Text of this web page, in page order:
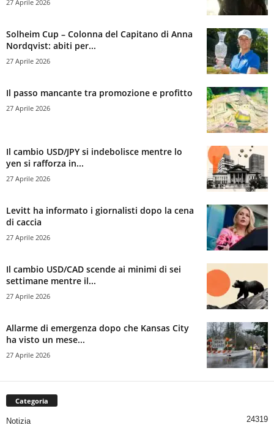
27 Aprile 2026
Solheim Cup – Colonna del Capitano di Anna
Nordqvist: abiti per...
27 Aprile 2026
Il passo mancante tra promozione e profitto
27 Aprile 2026
Il cambio USD/JPY si indebolisce mentre lo
yen si rafforza in...
27 Aprile 2026
Levitt ha informato i giornalisti dopo la cena
di caccia
27 Aprile 2026
Il cambio USD/CAD scende ai minimi di sei
settimane mentre il...
27 Aprile 2026
Allarme di emergenza dopo che Kansas City
ha visto un mese...
27 Aprile 2026
Categoria
Notizia 24319